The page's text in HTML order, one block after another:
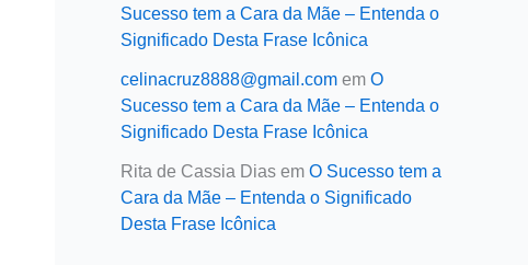
Sucesso tem a Cara da Mãe – Entenda o
Significado Desta Frase Icônica
celinacruz8888@gmail.com em O
Sucesso tem a Cara da Mãe – Entenda o
Significado Desta Frase Icônica
Rita de Cassia Dias em O Sucesso tem a
Cara da Mãe – Entenda o Significado
Desta Frase Icônica